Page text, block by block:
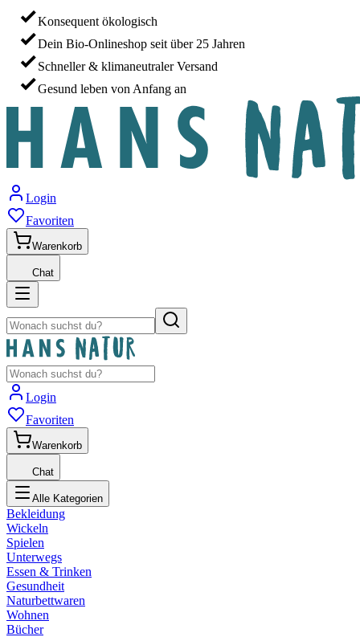
Konsequent ökologisch
Dein Bio-Onlineshop seit über 25 Jahren
Schneller & klimaneutraler Versand
Gesund leben von Anfang an
Login
Favoriten
Warenkorb
Chat
Login
Favoriten
Warenkorb
Chat
Alle Kategorien
Bekleidung
Wickeln
Spielen
Unterwegs
Essen & Trinken
Gesundheit
Naturbettwaren
Wohnen
Bücher